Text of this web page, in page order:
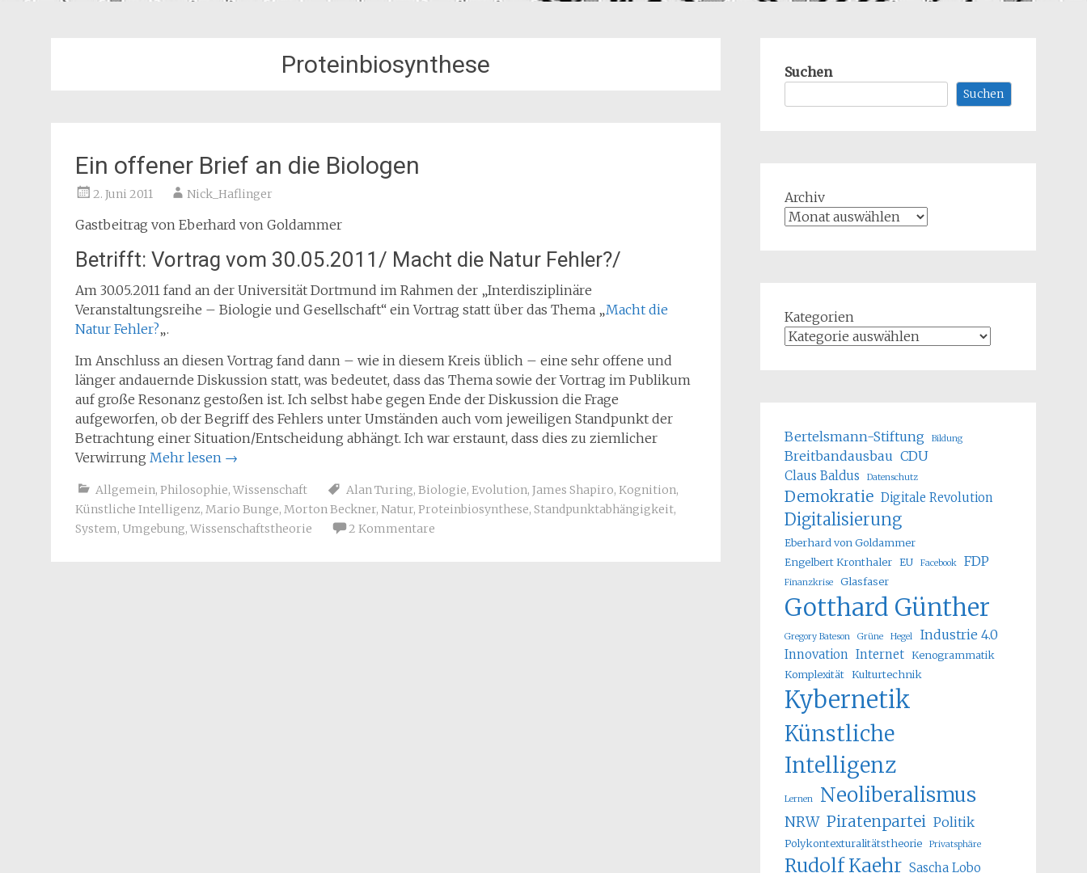
Proteinbiosynthese
Ein offener Brief an die Biologen
2. Juni 2011 Nick_Haflinger
Gastbeitrag von Eberhard von Goldammer
Betrifft: Vortrag vom 30.05.2011/ Macht die Natur Fehler?/
Am 30.05.2011 fand an der Universität Dortmund im Rahmen der „Interdisziplinäre
Veranstaltungsreihe – Biologie und Gesellschaft“ ein Vortrag statt über das Thema „Macht die
Natur Fehler?„.
Im Anschluss an diesen Vortrag fand dann – wie in diesem Kreis üblich – eine sehr offene und
länger andauernde Diskussion statt, was bedeutet, dass das Thema sowie der Vortrag im Publikum
auf große Resonanz gestoßen ist. Ich selbst habe gegen Ende der Diskussion die Frage
aufgeworfen, ob der Begriff des Fehlers unter Umständen auch vom jeweiligen Standpunkt der
Betrachtung einer Situation/Entscheidung abhängt. Ich war erstaunt, dass dies zu ziemlicher
Verwirrung Mehr lesen →
Allgemein, Philosophie, Wissenschaft Alan Turing, Biologie, Evolution, James Shapiro, Kognition,
Künstliche Intelligenz, Mario Bunge, Morton Beckner, Natur, Proteinbiosynthese, Standpunktabhängigkeit,
System, Umgebung, Wissenschaftstheorie 2 Kommentare
Suchen
Suchen
Archiv
Kategorien
Bertelsmann-Stiftung Bildung
Breitbandausbau CDU
Claus Baldus Datenschutz
Demokratie Digitale Revolution
Digitalisierung
Eberhard von Goldammer
Engelbert Kronthaler EU Facebook FDP
Finanzkrise Glasfaser
Gotthard Günther
Gregory Bateson Grüne Hegel Industrie 4.0
Innovation Internet Kenogrammatik
Komplexität Kulturtechnik
Kybernetik
Künstliche
Intelligenz
Lernen Neoliberalismus
NRW Piratenpartei Politik
Polykontexturalitätstheorie Privatsphäre
Rudolf Kaehr Sascha Lobo